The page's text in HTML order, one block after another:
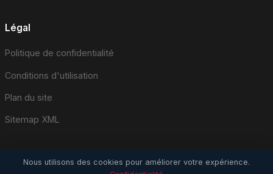
Légal
Politique de confidentialité
Conditions d'utilisation
Plan du site
Sitemap XML
Nous utilisons des cookies pour améliorer votre expérience.